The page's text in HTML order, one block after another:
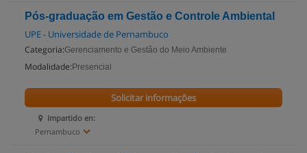
Pós-graduação em Gestão e Controle Ambiental
UPE - Universidade de Pernambuco
Categoria:Gerenciamento e Gestão do Meio Ambiente
Modalidade: Presencial
Impartido en:
Pernambuco
Solicitar informações